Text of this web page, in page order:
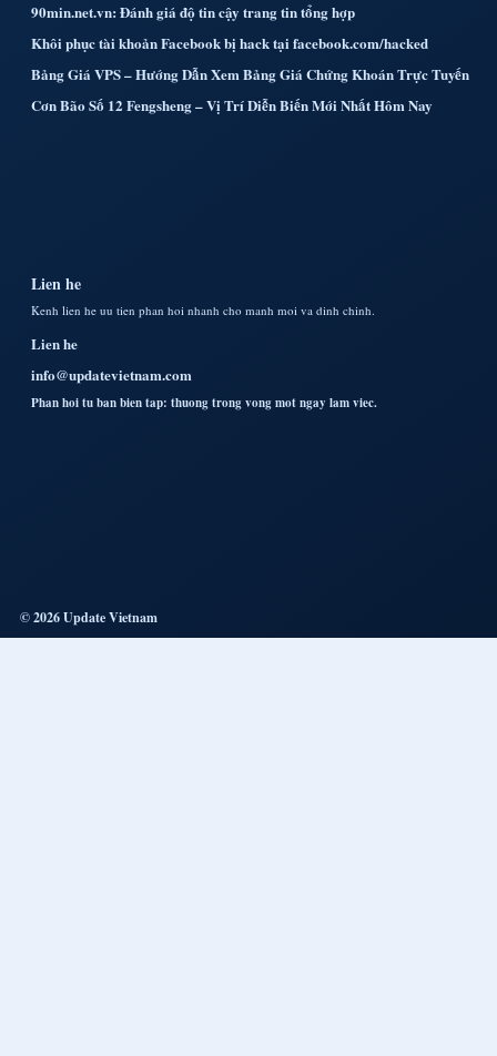
90min.net.vn: Đánh giá độ tin cậy trang tin tổng hợp
Khôi phục tài khoản Facebook bị hack tại facebook.com/hacked
Bảng Giá VPS – Hướng Dẫn Xem Bảng Giá Chứng Khoán Trực Tuyến
Cơn Bão Số 12 Fengsheng – Vị Trí Diễn Biến Mới Nhất Hôm Nay
Lien he
Kenh lien he uu tien phan hoi nhanh cho manh moi va dinh chinh.
Lien he
info@updatevietnam.com
Phan hoi tu ban bien tap: thuong trong vong mot ngay lam viec.
© 2026 Update Vietnam